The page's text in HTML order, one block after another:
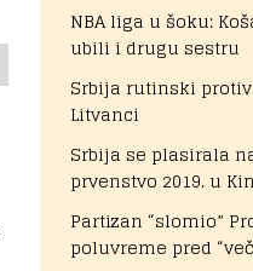
NBA liga u šoku:
ubili i drugu sestru
Srbija rutinski
Litvanci
Srbija se plasirala
prvenstvo 2019. u
Partizan “slomio”
poluvreme pred